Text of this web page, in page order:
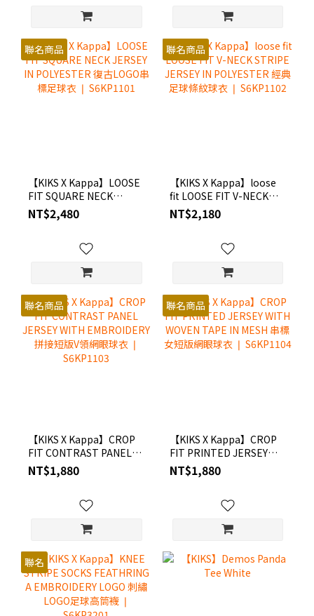
聯名商品
【KIKS X Kappa】LOOSE
FIT SQUARE NECK
JERSEY IN POLYESTER 復
古LOGO串標足球衣 ❘
NT$2,480
聯名商品
【KIKS X Kappa】loose
fit LOOSE FIT V-NECK
STRIPE JERSEY IN
POLYESTER 經典足球條紋
NT$2,180
聯名商品
【KIKS X Kappa】CROP
FIT CONTRAST PANEL
JERSEY WITH
EMBROIDERY 拼接短版V
NT$1,880
聯名商品
【KIKS X Kappa】CROP
FIT PRINTED JERSEY
WITH WOVEN TAPE IN
MESH 串標女短版網眼球
NT$1,880
聯名